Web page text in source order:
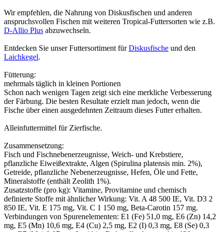
Wir empfehlen, die Nahrung von Diskusfischen und anderen
anspruchsvollen Fischen mit weiteren Tropical-Futtersorten wie z.B.
D-Allio Plus abzuwechseln.
Entdecken Sie unser Futtersortiment fürDiskusfische und den
Laichkegel.
Fütterung:
mehrmals täglich in kleinen Portionen
Schon nach wenigen Tagen zeigt sich eine merkliche Verbesserung
der Färbung. Die besten Resultate erzielt man jedoch, wenn die
Fische über einen ausgedehnten Zeitraum dieses Futter erhalten.
Alleinfuttermittel für Zierfische.
Zusammensetzung:
Fisch und Fischnebenerzeugnisse, Weich- und Krebstiere,
pflanzliche Eiweißextrakte, Algen (Spirulina platensis min. 2%),
Getreide, pflanzliche Nebenerzeugnisse, Hefen, Öle und Fette,
Mineralstoffe (enthält Zeolith 1%).
Zusatzstoffe (pro kg): Vitamine, Provitamine und chemisch
definierte Stoffe mit ähnlicher Wirkung: Vit. A 48 500 IE, Vit. D3 2
850 IE, Vit. E 175 mg, Vit. C 1 150 mg, Beta-Carotin 157 mg.
Verbindungen von Spurenelementen: E1 (Fe) 51,0 mg, E6 (Zn) 14,2
mg, E5 (Mn) 10,6 mg, E4 (Cu) 2,5 mg, E2 (I) 0,3 mg, E8 (Se) 0,3